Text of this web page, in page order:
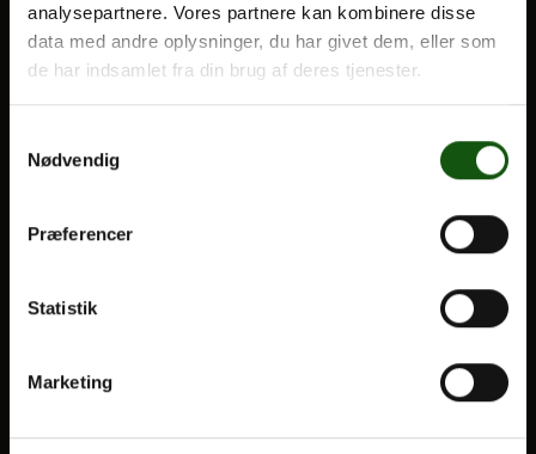
analysepartnere. Vores partnere kan kombinere disse
data med andre oplysninger, du har givet dem, eller som
de har indsamlet fra din brug af deres tjenester.
Nødvendig
Præferencer
Statistik
Marketing
Optagelse
STX
Alle fag og valgfag
OM E.G.
Nyheder